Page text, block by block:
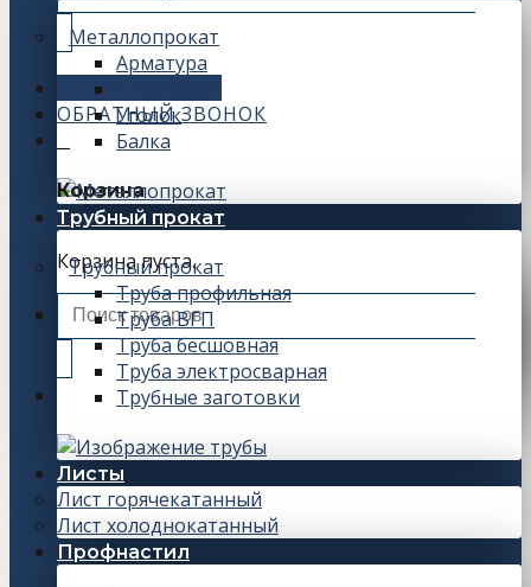
+7 (343) 243-56-66
ОБРАТНЫЙ ЗВОНОК
Корзина
Корзина пуста.
Искать:
Металлопрокат
Арматура
Уголок
Балка
Трубный прокат
Трубный прокат
Труба профильная
Труба ВГП
Труба бесшовная
Труба электросварная
Трубные заготовки
Листы
Лист горячекатанный
Лист холоднокатанный
Профнастил